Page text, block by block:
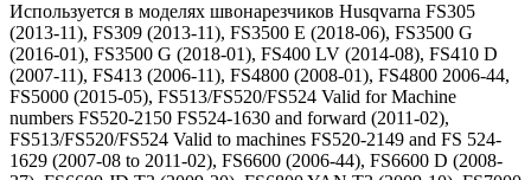
Используется в моделях швонарезчиков Husqvarna FS305
(2013-11), FS309 (2013-11), FS3500 E (2018-06), FS3500 G
(2016-01), FS3500 G (2018-01), FS400 LV (2014-08), FS410 D
(2007-11), FS413 (2006-11), FS4800 (2008-01), FS4800 2006-44,
FS5000 (2015-05), FS513/FS520/FS524 Valid for Machine
numbers FS520-2150 FS524-1630 and forward (2011-02),
FS513/FS520/FS524 Valid to machines FS520-2149 and FS 524-
1629 (2007-08 to 2011-02), FS6600 (2006-44), FS6600 D (2008-